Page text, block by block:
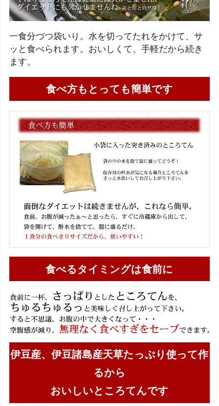
一食分づつ袋いり。水を切ってたれをかけて、サ
ッと食べられます。おいしくて、手軽だから続き
ます。
食べ方もとっても簡単です
食べるタイミングは食前に
伊豆産、伊豆諸島産天草たっぷり使って作
るから
おいしいところてんです